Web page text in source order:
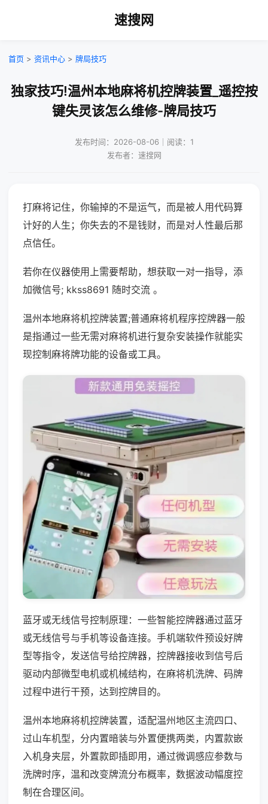
速搜网
首页 > 资讯中心 > 牌局技巧
独家技巧!温州本地麻将机控牌装置_遥控按
键失灵该怎么维修-牌局技巧
发布时间：2026-08-06｜阅读：1
发布者：速搜网
打麻将记住，你输掉的不是运气，而是被人用代码算
计好的人生；你失去的不是钱财，而是对人性最后那
点信任。
若你在仪器使用上需要帮助，想获取一对一指导，添
加微信号; kkss8691 随时交流 。
温州本地麻将机控牌装置;普通麻将机程序控牌器一般
是指通过一些无需对麻将机进行复杂安装操作就能实
现控制麻将牌功能的设备或工具。
蓝牙或无线信号控制原理：一些智能控牌器通过蓝牙
或无线信号与手机等设备连接。手机端软件预设好牌
型等指令，发送信号给控牌器，控牌器接收到信号后
驱动内部微型电机或机械结构，在麻将机洗牌、码牌
过程中进行干预，达到控牌目的。
温州本地麻将机控牌装置，适配温州地区主流四口、
过山车机型，分内置暗装与外置便携两类，内置款嵌
入机身夹层，外置款即插即用，通过微调感应参数与
洗牌时序，温和改变牌流分布概率，数据波动幅度控
制在合理区间。